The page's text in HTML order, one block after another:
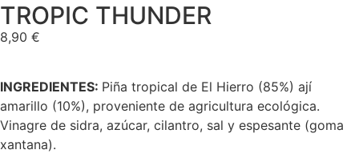
TROPIC THUNDER
8,90 €
INGREDIENTES: Piña tropical de El Hierro (85%) ají
amarillo (10%), proveniente de agricultura ecológica.
Vinagre de sidra, azúcar, cilantro, sal y espesante (goma
xantana).